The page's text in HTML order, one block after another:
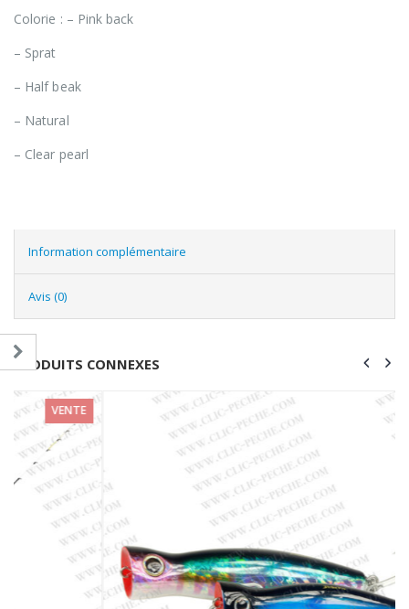
Colorie : – Pink back
– Sprat
– Half beak
– Natural
– Clear pearl
Information complémentaire
Avis (0)
PRODUITS CONNEXES